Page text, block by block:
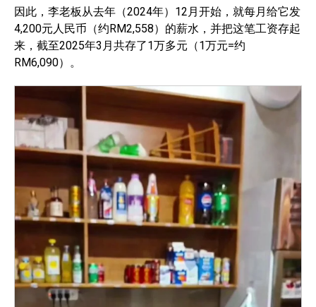
因此，李老板从去年（2024年）12月开始，就每月给它发
4,200元人民币（约RM2,558）的薪水，并把这笔工资存起
来，截至2025年3月共存了1万多元（1万元=约
RM6,090）。